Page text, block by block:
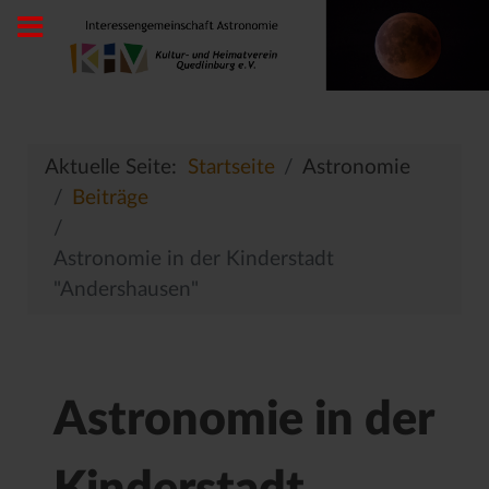
Aktuelle Seite: Startseite
Astronomie
Beiträge
Astronomie in der Kinderstadt
"Andershausen"
Astronomie in der